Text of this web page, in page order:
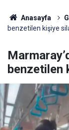
Anasayfa
benzetilen kişiye
benzetilen